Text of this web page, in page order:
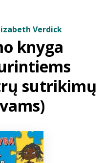
+370 667 80 541
Verdick
knyga
sutrikimų